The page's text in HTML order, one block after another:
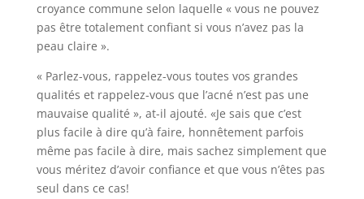
croyance commune selon laquelle « vous ne pouvez
pas être totalement confiant si vous n’avez pas la
peau claire ».
« Parlez-vous, rappelez-vous toutes vos grandes
qualités et rappelez-vous que l’acné n’est pas une
mauvaise qualité », at-il ajouté. «Je sais que c’est
plus facile à dire qu’à faire, honnêtement parfois
même pas facile à dire, mais sachez simplement que
vous méritez d’avoir confiance et que vous n’êtes pas
seul dans ce cas!